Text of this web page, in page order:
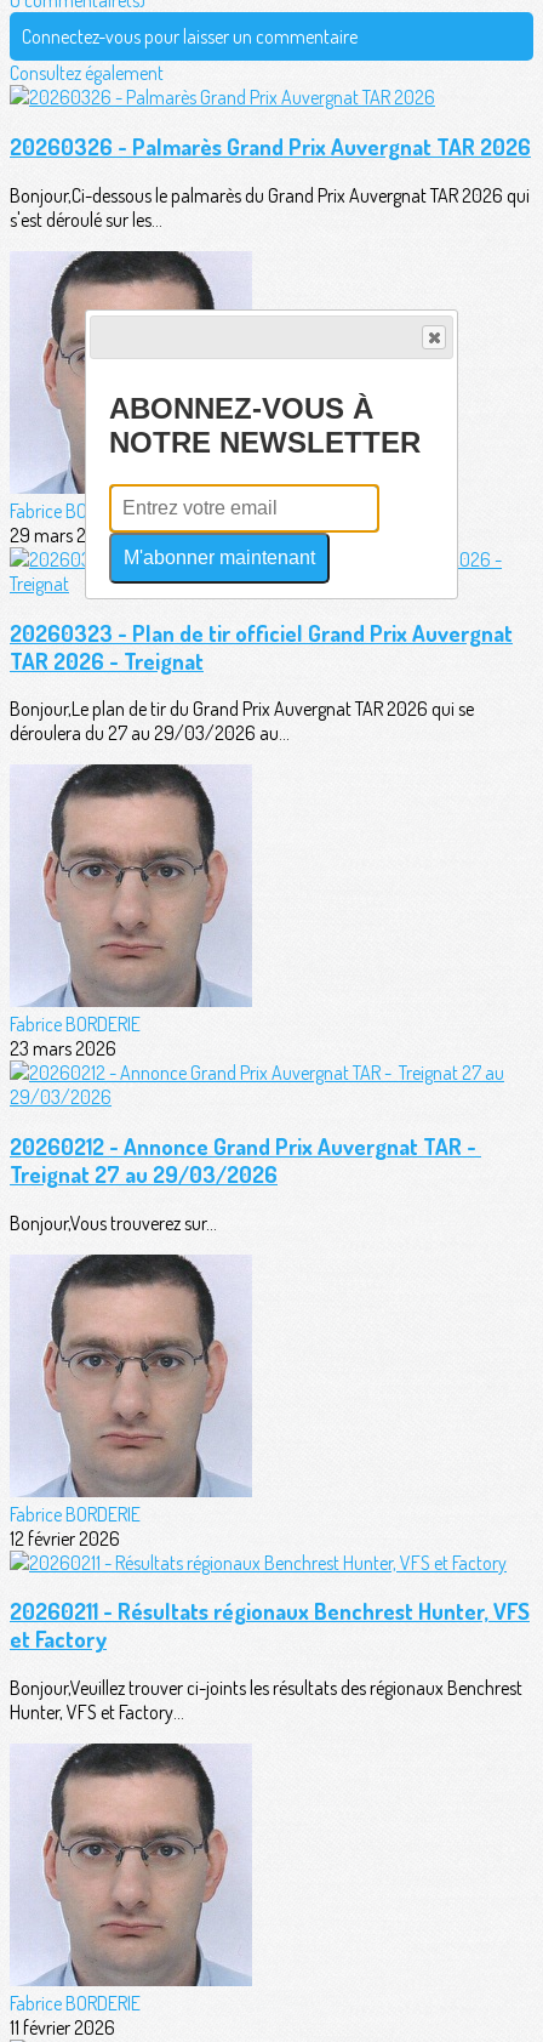
Connectez-vous pour laisser un commentaire
Consultez également
20260326 - Palmarès Grand Prix Auvergnat TAR 2026
Bonjour,Ci-dessous le palmarès du Grand Prix Auvergnat TAR 2026 qui
s'est déroulé sur les...
Fabrice BORDERIE
29 mars 2026
20260323 - Plan de tir officiel Grand Prix Auvergnat
TAR 2026 - Treignat
Bonjour,Le plan de tir du Grand Prix Auvergnat TAR 2026 qui se
déroulera du 27 au 29/03/2026 au...
Fabrice BORDERIE
23 mars 2026
20260212 - Annonce Grand Prix Auvergnat TAR -
Treignat 27 au 29/03/2026
Bonjour,Vous trouverez sur...
Fabrice BORDERIE
12 février 2026
20260211 - Résultats régionaux Benchrest Hunter, VFS
et Factory
Bonjour,Veuillez trouver ci-joints les résultats des régionaux Benchrest
Hunter, VFS et Factory...
Fabrice BORDERIE
11 février 2026
ABONNEZ-VOUS À
NOTRE NEWSLETTER
M'abonner maintenant